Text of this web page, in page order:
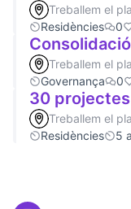
Treballem el
Residències
0
Treballem el
Governança
0
30
Treballem el
Residències
5